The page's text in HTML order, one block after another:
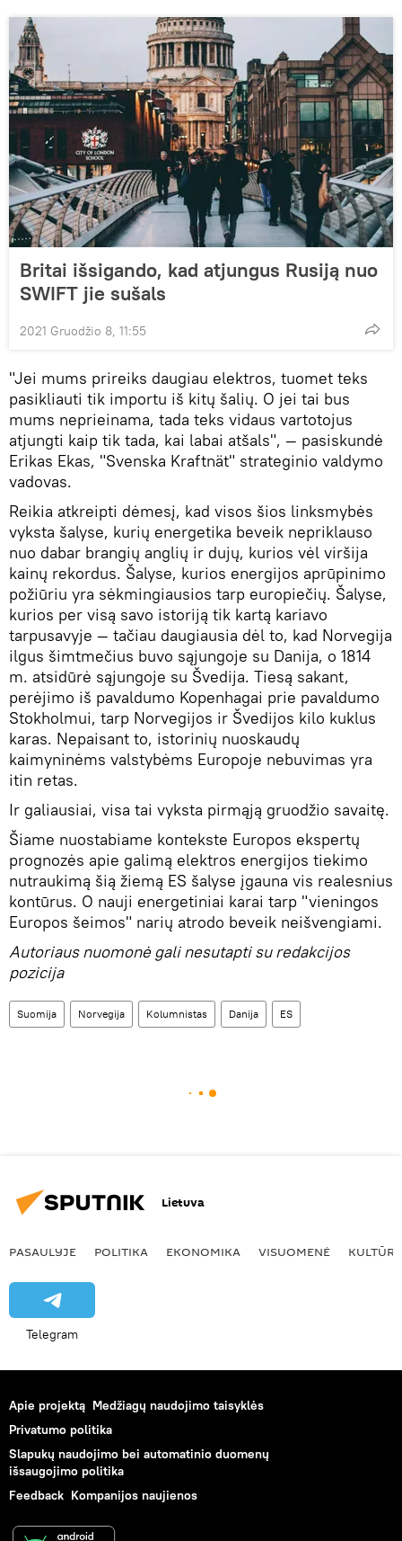
Britai išsigando, kad atjungus Rusiją nuo
SWIFT jie sušals
2021 Gruodžio 8, 11:55
"Jei mums prireiks daugiau elektros, tuomet teks
pasikliauti tik importu iš kitų šalių. O jei tai bus
mums neprieinama, tada teks vidaus vartotojus
atjungti kaip tik tada, kai labai atšals", — pasiskundė
Erikas Ekas, "Svenska Kraftnät" strateginio valdymo
vadovas.
Reikia atkreipti dėmesį, kad visos šios linksmybės
vyksta šalyse, kurių energetika beveik nepriklauso
nuo dabar brangių anglių ir dujų, kurios vėl viršija
kainų rekordus. Šalyse, kurios energijos aprūpinimo
požiūriu yra sėkmingiausios tarp europiečių. Šalyse,
kurios per visą savo istoriją tik kartą kariavo
tarpusavyje — tačiau daugiausia dėl to, kad Norvegija
ilgus šimtmečius buvo sąjungoje su Danija, o 1814
m. atsidūrė sąjungoje su Švedija. Tiesą sakant,
perėjimo iš pavaldumo Kopenhagai prie pavaldumo
Stokholmui, tarp Norvegijos ir Švedijos kilo kuklus
karas. Nepaisant to, istorinių nuoskaudų
kaimyninėms valstybėms Europoje nebuvimas yra
itin retas.
Ir galiausiai, visa tai vyksta pirmąją gruodžio savaitę.
Šiame nuostabiame kontekste Europos ekspertų
prognozės apie galimą elektros energijos tiekimo
nutraukimą šią žiemą ES šalyse įgauna vis realesnius
kontūrus. O nauji energetiniai karai tarp "vieningos
Europos šeimos" narių atrodo beveik neišvengiami.
Autoriaus nuomonė gali nesutapti su redakcijos
pozicija
Suomija Norvegija Kolumnistas Danija ES
Lietuva
PASAULYJE POLITIKA EKONOMIKA VISUOMENĖ KULTŪRA
Telegram
Apie projektą Medžiagų naudojimo taisyklės
Privatumo politika
Slapukų naudojimo bei automatinio duomenų
išsaugojimo politika
Feedback Kompanijos naujienos